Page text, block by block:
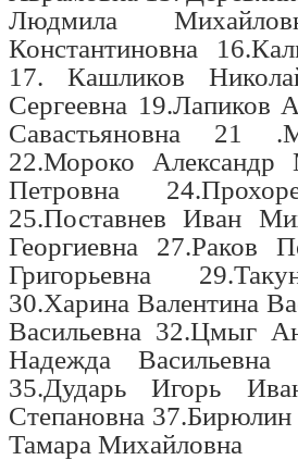
Людмила
Константиновна
17. Кашликов
Сергеевна 19.Лапиков
Савастьяновна 21
22.Мороко Александр
Петровна
25.Поставнев Иван
Георгиевна 27.Раков
Григорьевна
30.Харина Валентина
Васильевна 32.Цмыг
Надежда
35.Дударь Игорь
Степановна
Тамара Михайловна